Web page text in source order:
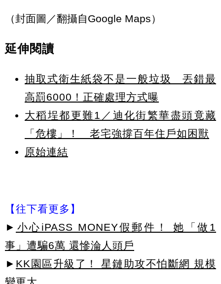
（封面圖／翻攝自Google Maps）
延伸閱讀
抽取式衛生紙袋不是一般垃圾 丟錯最
高罰6000！正確處理方式曝
大稻埕都更難1／迪化街繁華盡頭竟藏
「危樓」！ 老宅強撐百年住戶如困獸
原始連結
【往下看更多】
► 小心iPASS MONEY假郵件！ 她「做1
事」遭騙6萬 還慘淪人頭戶
► KK園區升級了！ 星鏈助攻不怕斷網 規模
變更大